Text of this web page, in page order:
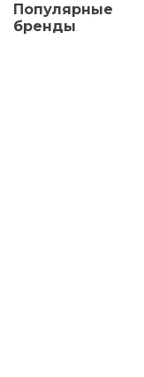
Популярные
бренды